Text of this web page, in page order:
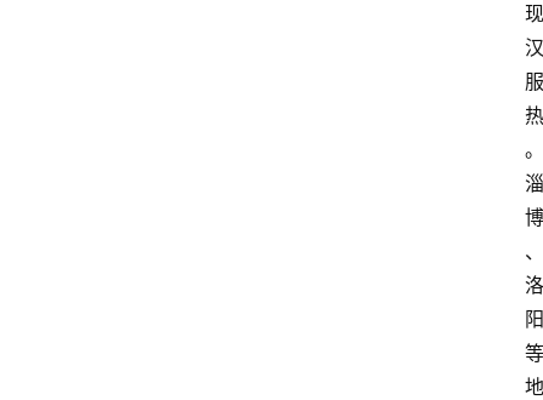
现
汉
服
热
。
淄
博
、
洛
阳
等
地